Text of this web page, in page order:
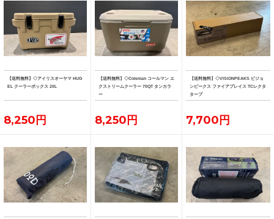
【送料無料】◇アイリスオーヤマ HUG
EL クーラーボックス 20L
8,250円
【送料無料】◇Coleman コールマン エ
クストリームクーラー 70QT タンカラ
ー
8,250円
【送料無料】◇VISIONPEAKS ビジョ
ンピークス ファイアプレイス TCレクタ
タープ
7,700円